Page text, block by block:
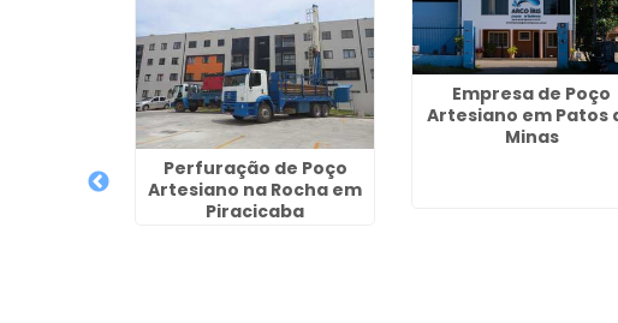
Perfuração de Poço
Artesiano na Rocha em
Piracicaba
Empresa de Poço
Artesiano em Patos
Minas